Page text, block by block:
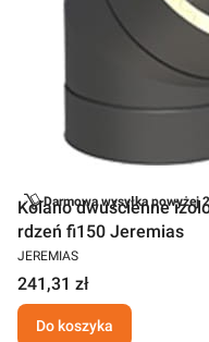
Darmowa wysyłka powyżej
Kolano dwuścienne
rdzeń fi150 Jeremias
JEREMIAS
241,31 zł
Do koszyka